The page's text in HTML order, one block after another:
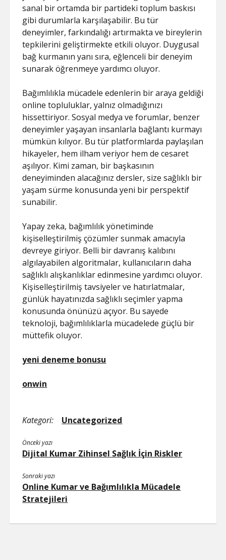
sanal bir ortamda bir partideki toplum baskısı
gibi durumlarla karşılaşabilir. Bu tür
deneyimler, farkındalığı artırmakta ve bireylerin
tepkilerini geliştirmekte etkili oluyor. Duygusal
bağ kurmanın yanı sıra, eğlenceli bir deneyim
sunarak öğrenmeye yardımcı oluyor.
Bağımlılıkla mücadele edenlerin bir araya geldiği
online topluluklar, yalnız olmadığınızı
hissettiriyor. Sosyal medya ve forumlar, benzer
deneyimler yaşayan insanlarla bağlantı kurmayı
mümkün kılıyor. Bu tür platformlarda paylaşılan
hikayeler, hem ilham veriyor hem de cesaret
aşılıyor. Kimi zaman, bir başkasının
deneyiminden alacağınız dersler, size sağlıklı bir
yaşam sürme konusunda yeni bir perspektif
sunabilir.
Yapay zeka, bağımlılık yönetiminde
kişiselleştirilmiş çözümler sunmak amacıyla
devreye giriyor. Belli bir davranış kalıbını
algılayabilen algoritmalar, kullanıcıların daha
sağlıklı alışkanlıklar edinmesine yardımcı oluyor.
Kişiselleştirilmiş tavsiyeler ve hatırlatmalar,
günlük hayatınızda sağlıklı seçimler yapma
konusunda önünüzü açıyor. Bu sayede
teknoloji, bağımlılıklarla mücadelede güçlü bir
müttefik oluyor.
yeni deneme bonusu
onwin
Kategori: Uncategorized
Önceki yazı
Dijital Kumar Zihinsel Sağlık İçin Riskler
Sonraki yazı
Online Kumar ve Bağımlılıkla Mücadele
Stratejileri